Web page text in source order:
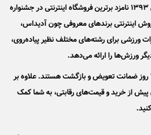
اعتماد مشتریان را جلب کرده و در سال 1393 نامزد برترین فروشگاه اینترنتی در جشنواره
اینترنتی برندهای معروفی چون آدیداس،
ورزشی برای رشته‌های مختلف نظیر پیاده‌روی،
ورزش‌ها را ارائه می‌دهد.
تمامی محصولات این فروشگاه دارای 7 روز ضمانت تعویض و بازگشت هستند. علاوه بر
پیش از خرید و قیمت‌های رقابتی، به شما کمک